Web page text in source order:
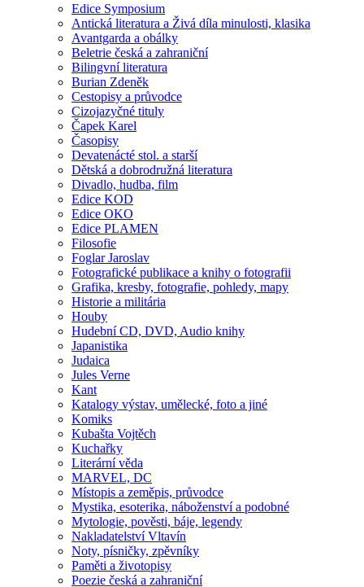
Edice Symposium
Antická literatura a Živá díla minulosti, klasika
Avantgarda a obálky
Beletrie česká a zahraniční
Bilingvní literatura
Burian Zdeněk
Cestopisy a průvodce
Cizojazyčné tituly
Čapek Karel
Časopisy
Devatenácté stol. a starší
Dětská a dobrodružná literatura
Divadlo, hudba, film
Edice KOD
Edice OKO
Edice PLAMEN
Filosofie
Foglar Jaroslav
Fotografické publikace a knihy o fotografii
Grafika, kresby, fotografie, pohledy, mapy
Historie a militária
Houby
Hudební CD, DVD, Audio knihy
Japanistika
Judaica
Jules Verne
Kant
Katalogy výstav, umělecké, foto a jiné
Komiks
Kubašta Vojtěch
Kuchařky
Literární věda
MARVEL, DC
Místopis a zeměpis, průvodce
Mystika, esoterika, náboženství a podobné
Mytologie, pověsti, báje, legendy
Nakladatelství Vltavín
Noty, písničky, zpěvníky
Paměti a životopisy
Poezie česká a zahraniční